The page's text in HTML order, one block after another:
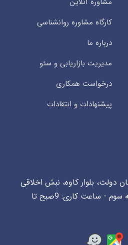
کارگاه مشاوره روانشناسی
درباره ما
مدیریت بازاریابی و سئو
درخواست همکاری
پیشنهادات و انتقادات
دولت، بلوار کاوه، نبش اخلاقی
غربی، پلاک29، واحد6، طبقه سوم - ساعت کاری: 9صبح تا